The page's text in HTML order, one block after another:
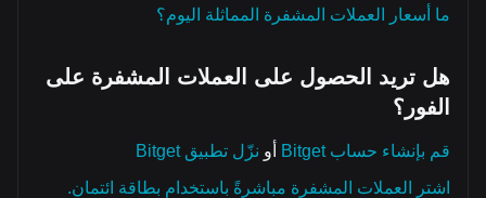
ما أسعار العملات المشفرة المماثلة اليوم؟
هل تريد الحصول على العملات المشفرة على
الفور؟
قم بإنشاء حساب Bitget أو نزّل تطبيق Bitget
اشترِ العملات المشفرة مباشرةً باستخدام بطاقة ائتمان.